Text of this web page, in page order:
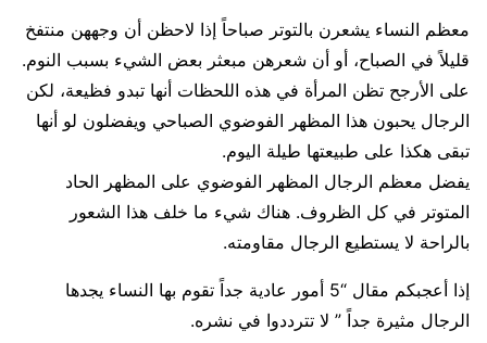
معظم النساء يشعرن بالتوتر صباحاً إذا لاحظن أن وجههن منتفخ
قليلاً في الصباح، أو أن شعرهن مبعثر بعض الشيء بسبب النوم.
على الأرجح تظن المرأة في هذه اللحظات أنها تبدو فظيعة، لكن
الرجال يحبون هذا المظهر الفوضوي الصباحي ويفضلون لو أنها
تبقى هكذا على طبيعتها طيلة اليوم.
يفضل معظم الرجال المظهر الفوضوي على المظهر الحاد
المتوتر في كل الظروف. هناك شيء ما خلف هذا الشعور
بالراحة لا يستطيع الرجال مقاومته.
إذا أعجبكم مقال “5 أمور عادية جداً تقوم بها النساء يجدها
الرجال مثيرة جداً ” لا تترددوا في نشره.